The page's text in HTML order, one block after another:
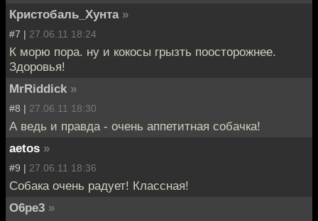
Кристобаль_Хунта »
#7 | 27.06.11 18:24
К морю пора. ну и кокосы грызть поосторожнее.
Здоровья!
MrRiddick »
#8 | 27.06.11 18:30
А ведь и правда - очень аппетитная собачка!
aetos »
#9 | 27.06.11 18:36
Собака очень радует! Классная!
O6pe3 »